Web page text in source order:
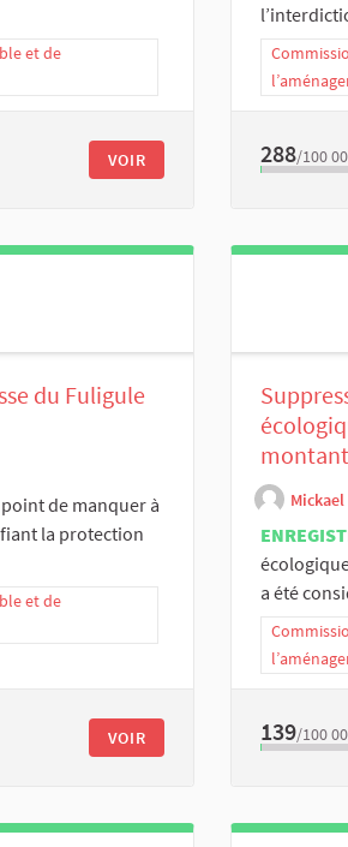
et de
VOIR 288/100
du Fuligule
de manquer à
la protection
et de
VOIR
Mickael
a été
139/100